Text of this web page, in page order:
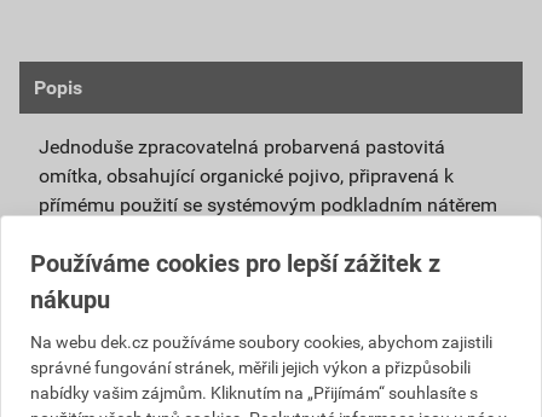
Popis
Jednoduše zpracovatelná probarvená pastovitá
omítka, obsahující organické pojivo, připravená k
přímému použití se systémovým podkladním nátěrem
Vlivem ochlazování vnějšího souvrství
zateplovacích systémů v nočních hodinách,
dochází ke kondenzaci vody na povrchu, která
vytváří živnou půdu pro růst nevzhledných řas.
Povrch omítky weberpas aquaBalance dokáže
Používáme cookies pro lepší zážitek z
nákupu
Na webu dek.cz používáme soubory cookies, abychom zajistili
správné fungování stránek, měřili jejich výkon a přizpůsobili
nabídky vašim zájmům. Kliknutím na „Přijímám“ souhlasíte s